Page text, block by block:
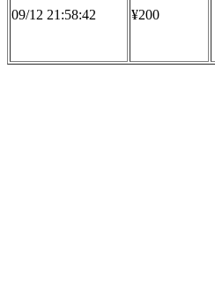
09/12 21:58:42 ¥200